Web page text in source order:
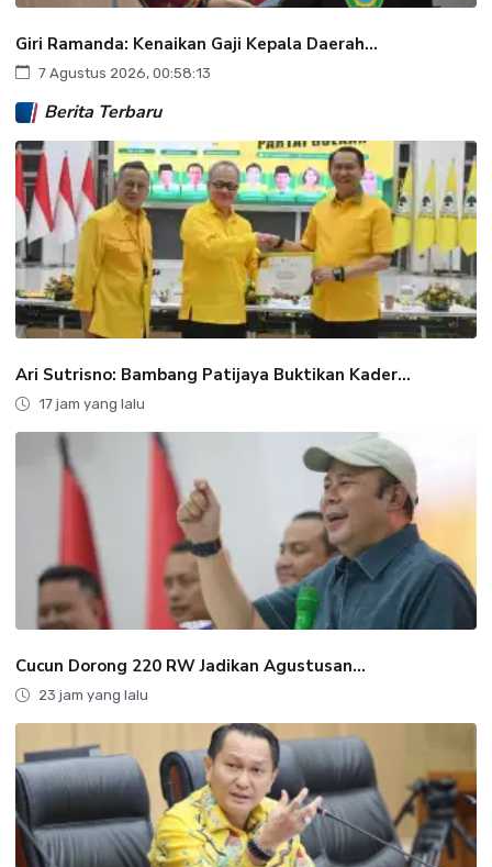
Giri Ramanda: Kenaikan Gaji Kepala Daerah...
7 Agustus 2026, 00:58:13
Berita Terbaru
Ari Sutrisno: Bambang Patijaya Buktikan Kader...
17 jam yang lalu
Cucun Dorong 220 RW Jadikan Agustusan...
23 jam yang lalu